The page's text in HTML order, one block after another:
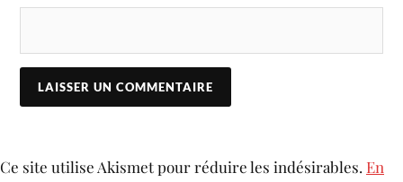
Ce site utilise Akismet pour réduire les indésirables. En